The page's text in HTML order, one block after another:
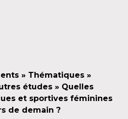
» Thématiques »
études » Quelles
et sportives féminines
de demain ?